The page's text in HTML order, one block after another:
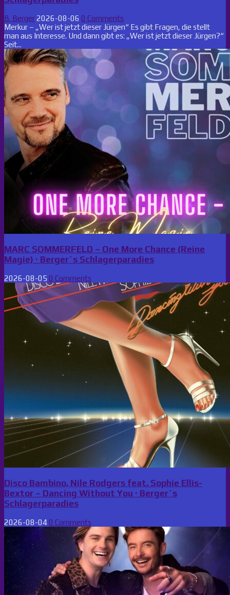
B. Berger2026-08-06 0 Comments
Merkur – „Wer ist jetzt dieser Jürgen“ Es gibt Fragen, die stellt
man aus Interesse. Und dann gibt es: „Wer ist jetzt dieser Jürgen?“
Seit...
MARC SOMMERFELD – One More Chance (Reine
Magie) · Berger´s Schlagerparadies
2026-08-05 0 Comments
Disco Bambino, Nile Rodgers feat. Sophie Ellis-
Bextor – Dancing Without You · Berger´s
Schlagerparadies
2026-08-04 0 Comments